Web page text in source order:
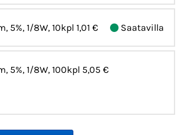
5%, 1/8W, 10kpl 1,01 € Saatavilla
5%, 1/8W, 100kpl 5,05 €